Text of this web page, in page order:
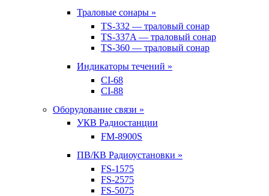
Траловые сонары »
TS-332 — траловый сонар
TS-337A — траловый сонар
TS-360 — траловый сонар
Индикаторы течений »
CI-68
CI-88
Оборудование связи »
УКВ Радиостанции
FM-8900S
ПВ/КВ Радиоустановки »
FS-1575
FS-2575
FS-5075